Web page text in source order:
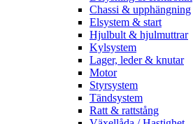
Chassi & upphängning
Elsystem & start
Hjulbult & hjulmuttrar
Kylsystem
Lager, leder & knutar
Motor
Styrsystem
Tändsystem
Ratt & rattstång